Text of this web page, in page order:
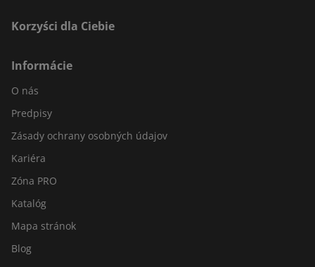
Korzyści dla Ciebie
Informácie
O nás
Predpisy
Zásady ochrany osobných údajov
Kariéra
Zóna PRO
Katalóg
Mapa stránok
Blog